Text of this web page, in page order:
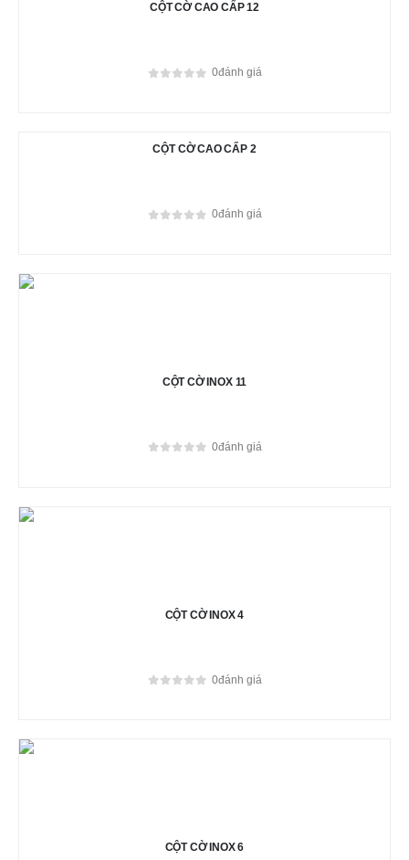
CỘT CỜ CAO CẤP 12
0đánh giá
CỘT CỜ CAO CẤP 2
0đánh giá
CỘT CỜ INOX 11
0đánh giá
CỘT CỜ INOX 4
0đánh giá
CỘT CỜ INOX 6